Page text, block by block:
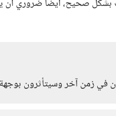
بشكل صحيح، أيضا ضروري أن
في زمن آخر وسيتأثرون